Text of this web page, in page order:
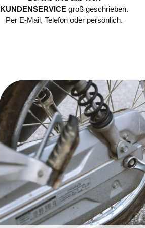
KUNDENSERVICE groß geschrieben.
Per E-Mail, Telefon oder persönlich.